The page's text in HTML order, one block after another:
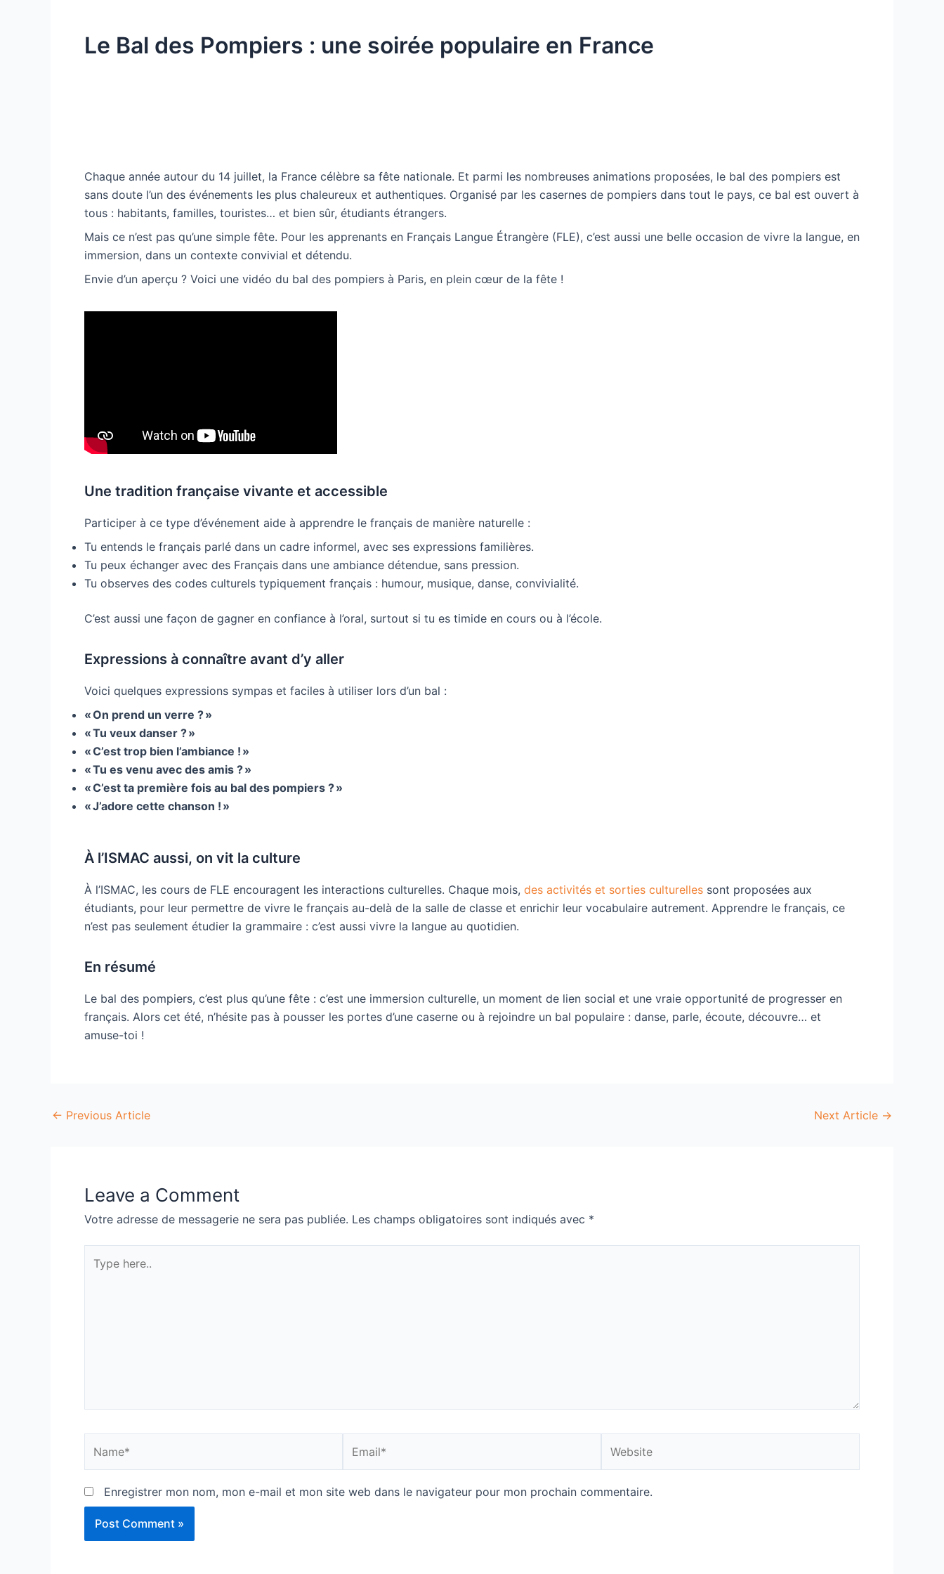
Le Bal des Pompiers : une soirée populaire en France
Chaque année autour du 14 juillet, la France célèbre sa fête nationale. Et parmi les nombreuses animations proposées, le bal des pompiers est
sans doute l’un des événements les plus chaleureux et authentiques. Organisé par les casernes de pompiers dans tout le pays, ce bal est ouvert à
tous : habitants, familles, touristes… et bien sûr, étudiants étrangers.
Mais ce n’est pas qu’une simple fête. Pour les apprenants en Français Langue Étrangère (FLE), c’est aussi une belle occasion de vivre la langue, en
immersion, dans un contexte convivial et détendu.
Envie d’un aperçu ? Voici une vidéo du bal des pompiers à Paris, en plein cœur de la fête !
Une tradition française vivante et accessible
Participer à ce type d’événement aide à apprendre le français de manière naturelle :
Tu entends le français parlé dans un cadre informel, avec ses expressions familières.
Tu peux échanger avec des Français dans une ambiance détendue, sans pression.
Tu observes des codes culturels typiquement français : humour, musique, danse, convivialité.
C’est aussi une façon de gagner en confiance à l’oral, surtout si tu es timide en cours ou à l’école.
Expressions à connaître avant d’y aller
Voici quelques expressions sympas et faciles à utiliser lors d’un bal :
« On prend un verre ? »
« Tu veux danser ? »
« C’est trop bien l’ambiance ! »
« Tu es venu avec des amis ? »
« C’est ta première fois au bal des pompiers ? »
« J’adore cette chanson ! »
À l’ISMAC aussi, on vit la culture
À l’ISMAC, les cours de FLE encouragent les interactions culturelles. Chaque mois, des activités et sorties culturelles sont proposées aux
étudiants, pour leur permettre de vivre le français au-delà de la salle de classe et enrichir leur vocabulaire autrement. Apprendre le français, ce
n’est pas seulement étudier la grammaire : c’est aussi vivre la langue au quotidien.
En résumé
Le bal des pompiers, c’est plus qu’une fête : c’est une immersion culturelle, un moment de lien social et une vraie opportunité de progresser en
français. Alors cet été, n’hésite pas à pousser les portes d’une caserne ou à rejoindre un bal populaire : danse, parle, écoute, découvre… et
amuse-toi !
← Previous Article Next Article →
Leave a Comment
Votre adresse de messagerie ne sera pas publiée. Les champs obligatoires sont indiqués avec *
here..
Enregistrer mon nom, mon e-mail et mon site web dans le navigateur pour mon prochain commentaire.